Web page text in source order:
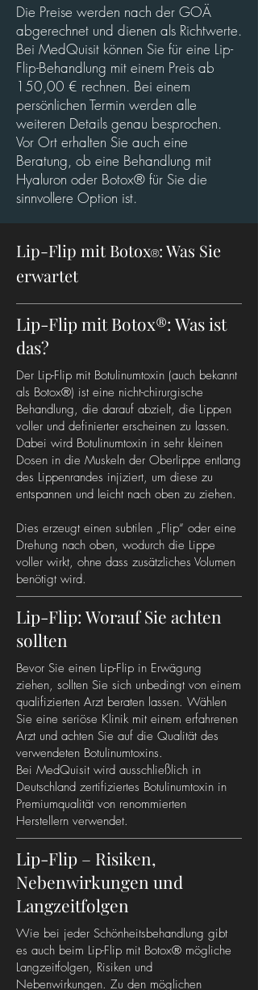
Die Preise werden nach der GOÄ
abgerechnet und dienen als Richtwerte.
Bei MedQuisit können Sie für eine Lip-
Flip-Behandlung mit einem Preis ab
150,00 € rechnen. Bei einem
persönlichen Termin werden alle
weiteren Details genau besprochen.
Vor Ort erhalten Sie auch eine
Beratung, ob eine Behandlung mit
Hyaluron oder Botox® für Sie die
sinnvollere Option ist.
Lip-Flip mit Botox®: Was Sie
erwartet
Lip-Flip mit Botox®: Was ist
das?
Der Lip-Flip mit Botulinumtoxin (auch bekannt
als Botox®) ist eine nicht-chirurgische
Behandlung, die darauf abzielt, die Lippen
voller und definierter erscheinen zu lassen.
Dabei wird Botulinumtoxin in sehr kleinen
Dosen in die Muskeln der Oberlippe entlang
des Lippenrandes injiziert, um diese zu
entspannen und leicht nach oben zu ziehen.
Dies erzeugt einen subtilen „Flip“ oder eine
Drehung nach oben, wodurch die Lippe
voller wirkt, ohne dass zusätzliches Volumen
benötigt wird.
Lip-Flip: Worauf Sie achten
sollten
Bevor Sie einen Lip-Flip in Erwägung
ziehen, sollten Sie sich unbedingt von einem
qualifizierten Arzt beraten lassen. Wählen
Sie eine seriöse Klinik mit einem erfahrenen
Arzt und achten Sie auf die Qualität des
verwendeten Botulinumtoxins.
Bei MedQuisit wird ausschließlich in
Deutschland zertifiziertes Botulinumtoxin in
Premiumqualität von renommierten
Herstellern verwendet.
Lip-Flip – Risiken,
Nebenwirkungen und
Langzeitfolgen
Wie bei jeder Schönheitsbehandlung gibt
es auch beim Lip-Flip mit Botox® mögliche
Langzeitfolgen, Risiken und
Nebenwirkungen. Zu den möglichen